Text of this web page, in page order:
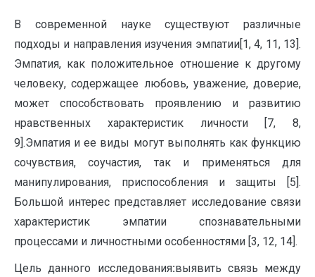
В современной науке существуют различные
подходы и направления изучения эмпатии[1, 4, 11, 13].
Эмпатия, как положительное отношение к другому
человеку, содержащее любовь, уважение, доверие,
может способствовать проявлению и развитию
нравственных характеристик личности [7, 8,
9].Эмпатия и ее виды могут выполнять как функцию
сочувствия, соучастия, так и применяться для
манипулирования, приспособления и защиты [5].
Большой интерес представляет исследование связи
характеристик эмпатии спознавательными
процессами и личностными особенностями [3, 12, 14].
Цель данного исследования:выявить связь между